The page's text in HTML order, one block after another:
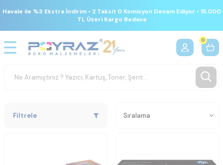
Havale ile %3 Ekstra İndirim • 2 Taksit 0 Komisyon Devam Ediyor • 15.000
TL Üzeri Kargo Bedava
0
Filtrele